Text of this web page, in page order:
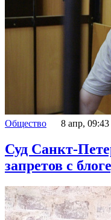
Общество 8 апр, 09:43
Суд Санкт-
запретов с